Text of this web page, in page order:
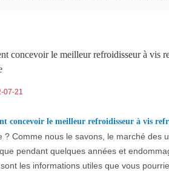
concevoir le meilleur refroidisseur à vis
07-21
concevoir le meilleur refroidisseur à vis
? Comme nous le savons, le marché des
pendant quelques années et
les informations utiles que vous